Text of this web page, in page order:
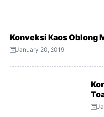
Konveksi Kaos Oblong
January 20, 2019